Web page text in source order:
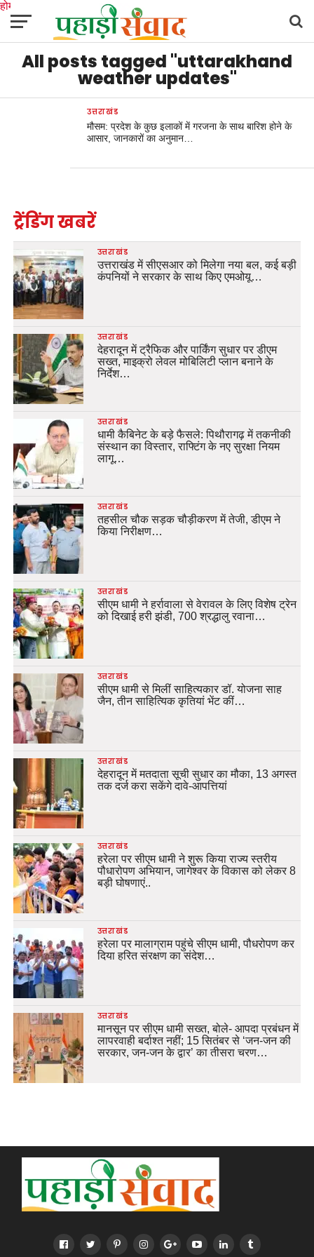
होम
उत्तराखंडअल्मोड़ाउत्तरकाशीउधम सिंह नगरचंपावतचमोलीटिहरी गढ़वाल
देहरादून नैनीतालपिथौरागढ़ पौड़ी गढ़वालबागेश्वररुद्रप्रयाग हरिद्वारदेशदुनिया
मनोरंजनAll posts tagged "uttarakhand
weather updates"
उत्तराखंड
मौसम: प्रदेश के कुछ इलाकों में गरजना के साथ बारिश होने के
आसार, जानकारों का अनुमान…
ट्रेंडिंग खबरें
उत्तराखंड
उत्तराखंड में सीएसआर को मिलेगा नया बल, कई बड़ी
कंपनियों ने सरकार के साथ किए एमओयू…
उत्तराखंड
देहरादून में ट्रैफिक और पार्किंग सुधार पर डीएम
सख्त, माइक्रो लेवल मोबिलिटी प्लान बनाने के
निर्देश…
उत्तराखंड
धामी कैबिनेट के बड़े फैसले: पिथौरागढ़ में तकनीकी
संस्थान का विस्तार, राफ्टिंग के नए सुरक्षा नियम
लागू…
उत्तराखंड
तहसील चौक सड़क चौड़ीकरण में तेजी, डीएम ने
किया निरीक्षण…
उत्तराखंड
सीएम धामी ने हर्रावाला से वेरावल के लिए विशेष ट्रेन
को दिखाई हरी झंडी, 700 श्रद्धालु रवाना…
उत्तराखंड
सीएम धामी से मिलीं साहित्यकार डॉ. योजना साह
जैन, तीन साहित्यिक कृतियां भेंट कीं…
उत्तराखंड
देहरादून में मतदाता सूची सुधार का मौका, 13 अगस्त
तक दर्ज करा सकेंगे दावे-आपत्तियां
उत्तराखंड
हरेला पर सीएम धामी ने शुरू किया राज्य स्तरीय
पौधारोपण अभियान, जागेश्वर के विकास को लेकर 8
बड़ी घोषणाएं..
उत्तराखंड
हरेला पर मालाग्राम पहुंचे सीएम धामी, पौधरोपण कर
दिया हरित संरक्षण का संदेश…
उत्तराखंड
मानसून पर सीएम धामी सख्त, बोले- आपदा प्रबंधन में
लापरवाही बर्दाश्त नहीं; 15 सितंबर से ‘जन-जन की
सरकार, जन-जन के द्वार’ का तीसरा चरण…